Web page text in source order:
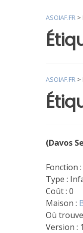
ASOIAF.FR >
ASOIAF.FR >
(Davos
Fonction
Type :
Coût : 0
Maison :
Où
Version :